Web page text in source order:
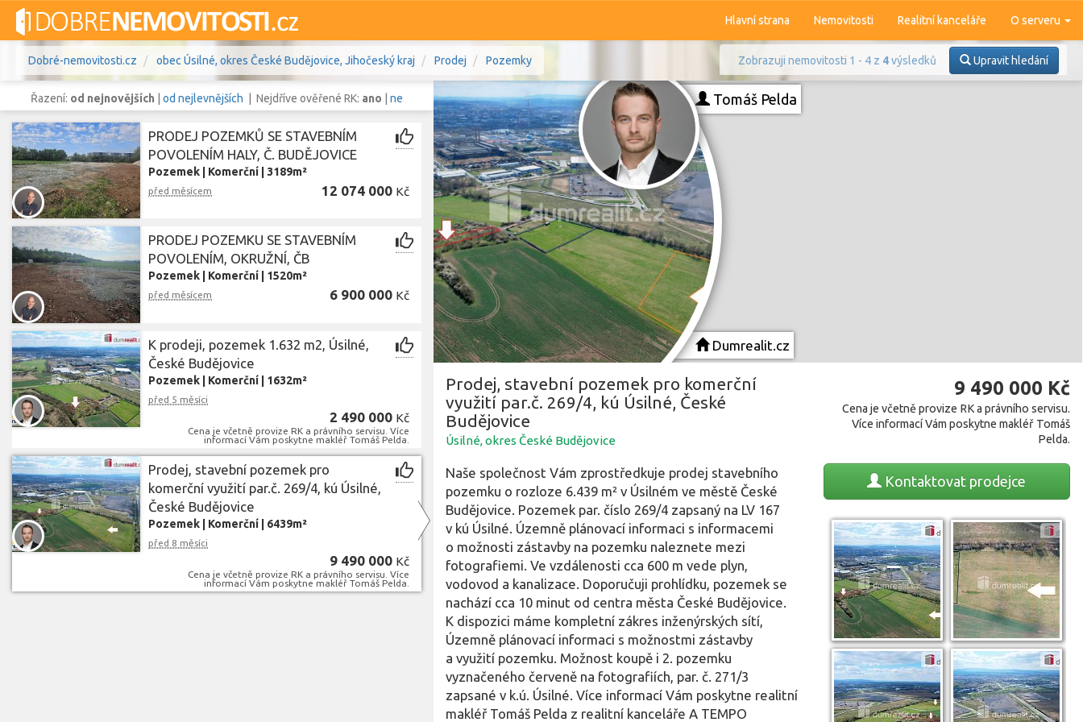
Hlavní strana Nemovitosti Realitní kanceláře O serveru
Zobrazuji nemovitosti 1 - 4 z 4výsledků Upravit hledání
Dobré-nemovitosti.cz obec Úsilné, okres České Budějovice, Jihočeský kraj Prodej Pozemky
Vše Byty Domy Pozemky Ostatní
Lokalita okres České Budějovice, Jihočeský kraj Prodej i pronájem
Cena Typ Typ
Zobrazit 798 pozemků
Řazení: od nejnovějších od nejlevnějších | Nejdříve ověřené RK: ano ne
PRODEJ POZEMKŮ SE STAVEBNÍM
POVOLENÍM HALY, Č. BUDĚJOVICE
Pozemek Komerční 3189m²
před měsícem 12 074 000 Kč
PRODEJ POZEMKU SE STAVEBNÍM
POVOLENÍM, OKRUŽNÍ, ČB
Pozemek Komerční 1520m²
před měsícem 6 900 000 Kč
K prodeji, pozemek 1.632 m2, Úsilné,
České Budějovice
Pozemek Komerční 1632m²
před 5 měsíci
2 490 000 Kč
Cena je včetně provize RK a právního servisu. Více
informací Vám poskytne makléř Tomáš Pelda.
Prodej, stavební pozemek pro
komerční využití par.č. 269/4, kú Úsilné,
České Budějovice
Pozemek Komerční 6439m²
před 8 měsíci
9 490 000 Kč
Cena je včetně provize RK a právního servisu. Více
informací Vám poskytne makléř Tomáš Pelda.
Tomáš Pelda
Dumrealit.cz
9 490 000 Kč
Cena je včetně provize RK a právního servisu.
Více informací Vám poskytne makléř Tomáš
Pelda.
Prodej, stavební pozemek pro komerční
využití par.č. 269/4, kú Úsilné, České
Budějovice
Úsilné, okres České Budějovice
Naše společnost Vám zprostředkuje prodej stavebního
pozemku o rozloze 6.439 m² v Úsilném ve městě České
Budějovice. Pozemek par. číslo 269/4 zapsaný na LV 167
v kú Úsilné. Územně plánovací informaci s informacemi
o možnosti zástavby na pozemku naleznete mezi
fotografiemi. Ve vzdálenosti cca 600 m vede plyn,
vodovod a kanalizace. Doporučuji prohlídku, pozemek se
nachází cca 10 minut od centra města České Budějovice.
K dispozici máme kompletní zákres inženýrských sítí,
Územně plánovací informaci s možnostmi zástavby
a využití pozemku. Možnost koupě i 2. pozemku
vyznačeného červeně na fotografiích, par. č. 271/3
zapsané v k.ú. Úsilné. Více informací Vám poskytne realitní
makléř Tomáš Pelda z realitní kanceláře A TEMPO
Kontaktovat prodejce